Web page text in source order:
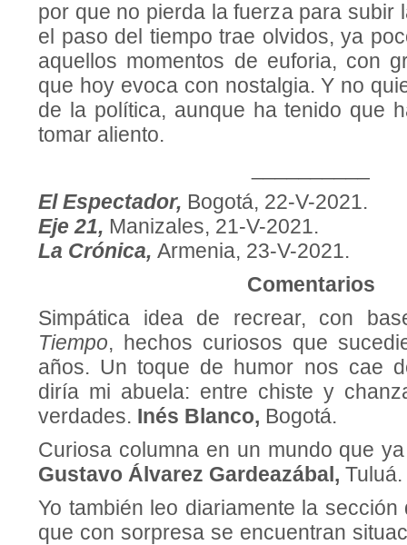
por que no pierda la fuerza para subir
el paso del tiempo trae olvidos, ya
aquellos momentos de euforia, con
que hoy evoca con nostalgia. Y no
de la política, aunque ha tenido que
tomar aliento.
El Espectador, Bogotá, 22-V-2021.
Eje 21, Manizales, 21-V-2021.
La Crónica, Armenia, 23-V-2021.
Comentarios
Simpática idea de recrear, con
Tiempo, hechos curiosos que
años. Un toque de humor nos cae
diría mi abuela: entre chiste y
verdades. Inés Blanco, Bogotá.
Curiosa columna en un mundo que
Gustavo Álvarez Gardeazábal, Tuluá.
Yo también leo diariamente la
que con sorpresa se encuentran